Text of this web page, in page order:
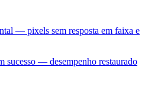
— pixels sem resposta em faixa e
sucesso — desempenho restaurado